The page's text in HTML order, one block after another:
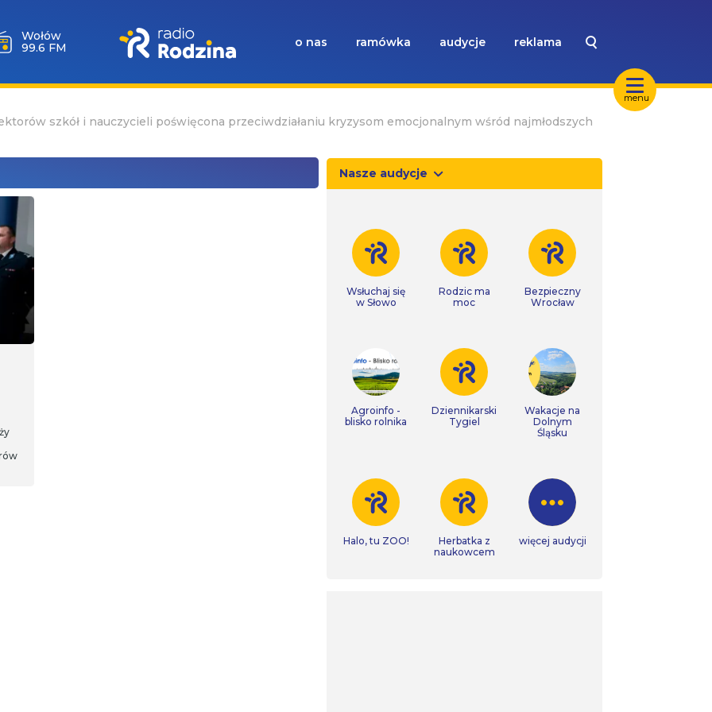
menu
Wołów
99.6 FM
o nas ramówka audycje reklama
szkół i nauczycieli poświęcona przeciwdziałaniu kryzysom emocjonalnym wśród najmłodszych
Nasze audycje
Wsłuchaj się
w Słowo
Rodzic ma
moc
Bezpieczny
Wrocław
Agroinfo -
blisko rolnika
Dziennikarski
Tygiel
Wakacje na
Dolnym
Śląsku
Halo, tu ZOO!
Herbatka z
naukowcem
więcej audycji